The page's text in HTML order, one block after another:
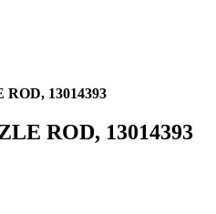
13014393
ROD, 13014393